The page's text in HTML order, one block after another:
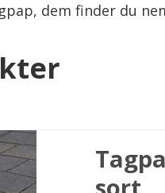
dem finder du